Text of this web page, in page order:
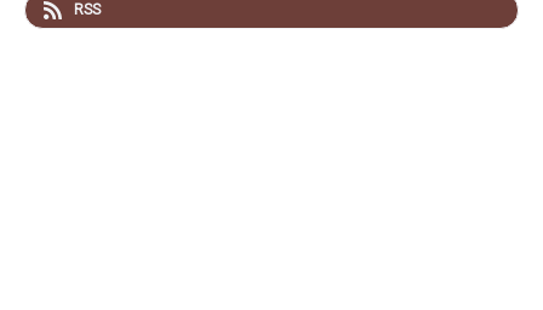
Gabriel börjar planera för framtiden och ålderdomen.
RSS